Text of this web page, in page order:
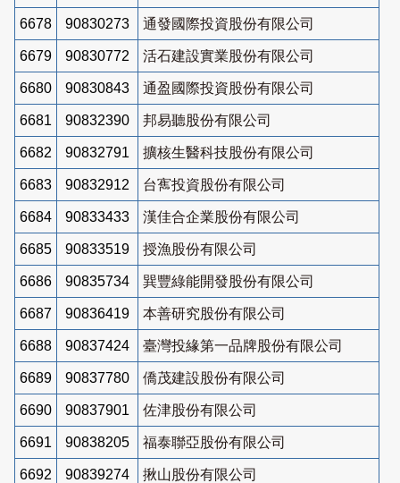
6678 90830273 通發國際投資股份有限公司
6679 90830772 活石建設實業股份有限公司
6680 90830843 通盈國際投資股份有限公司
6681 90832390 邦易聽股份有限公司
6682 90832791 擴核生醫科技股份有限公司
6683 90832912 台寯投資股份有限公司
6684 90833433 漢佳合企業股份有限公司
6685 90833519 授漁股份有限公司
6686 90835734 巽豐綠能開發股份有限公司
6687 90836419 本善研究股份有限公司
6688 90837424 臺灣投緣第一品牌股份有限公司
6689 90837780 僑茂建設股份有限公司
6690 90837901 佐津股份有限公司
6691 90838205 福泰聯亞股份有限公司
6692 90839274 揪山股份有限公司